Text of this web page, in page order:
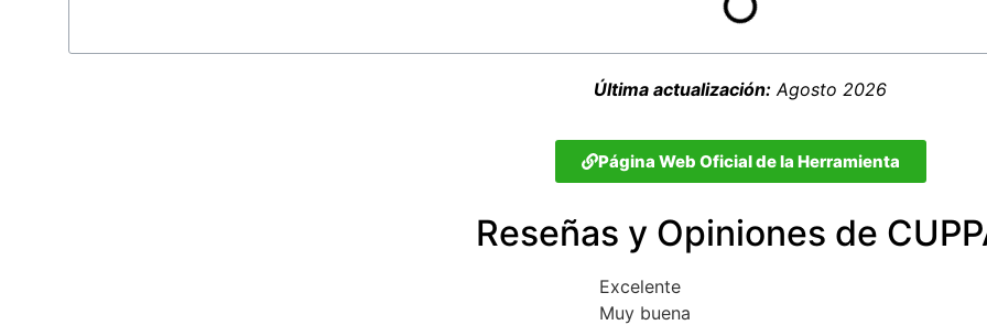
Última actualización: Agosto 2026
Página Web Oficial de la Herramienta
Reseñas y Opiniones de
Excelente
Muy buena